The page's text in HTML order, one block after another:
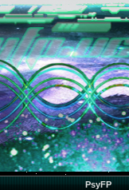
PsyFP